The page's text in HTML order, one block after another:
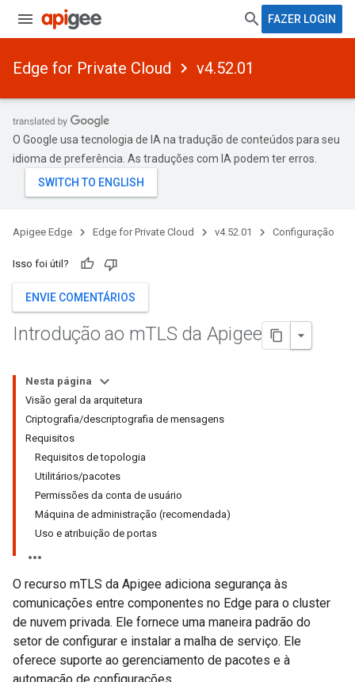
FAZER LOGIN
Edge for Private Cloud v4.52.01
O Google usa tecnologia de IA na tradução de conteúdos para seu
idioma de preferência. As traduções com IA podem ter erros.
Apigee Edge Edge for Private Cloud v4.52.01 Configuração
Isso foi útil?
ENVIE COMENTÁRIOS
Introdução ao mTLS da Apigee
Nesta página
Visão geral da arquitetura
Criptografia/descriptografia de mensagens
Requisitos
Requisitos de topologia
Utilitários/pacotes
Permissões da conta de usuário
Máquina de administração (recomendada)
Uso e atribuição de portas
O recurso mTLS da Apigee adiciona segurança às
comunicações entre componentes no Edge para o cluster
de nuvem privada. Ele fornece uma maneira padrão do
setor de configurar e instalar a malha de serviço. Ele
oferece suporte ao gerenciamento de pacotes e à